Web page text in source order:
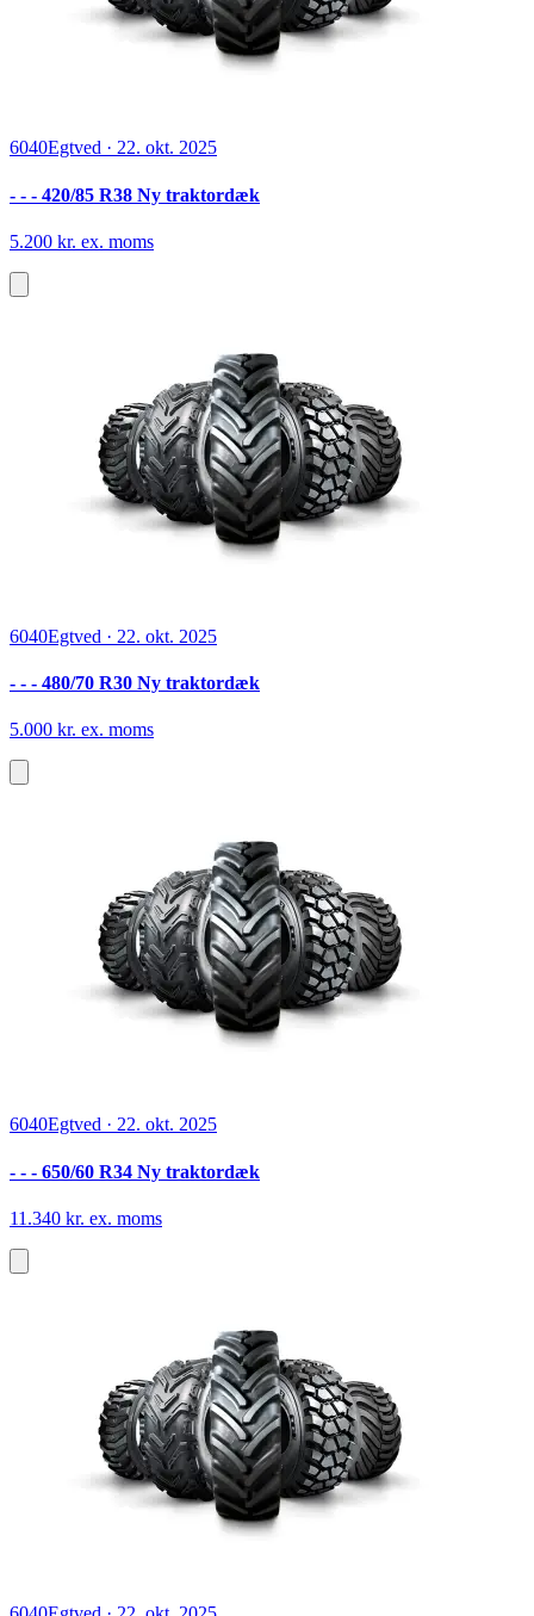
6040Egtved · 22. okt. 2025
- - - 420/85 R38 Ny traktordæk
5.200 kr. ex. moms
6040Egtved · 22. okt. 2025
- - - 480/70 R30 Ny traktordæk
5.000 kr. ex. moms
6040Egtved · 22. okt. 2025
- - - 650/60 R34 Ny traktordæk
11.340 kr. ex. moms